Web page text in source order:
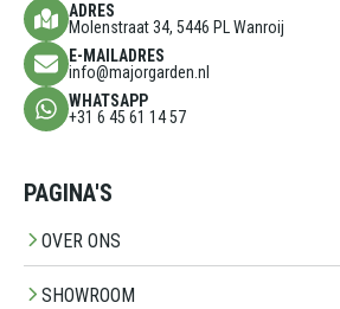
ADRES
Molenstraat 34, 5446 PL Wanroij
E-MAILADRES
info@majorgarden.nl
WHATSAPP
+31 6 45 61 14 57
PAGINA'S
OVER ONS
SHOWROOM